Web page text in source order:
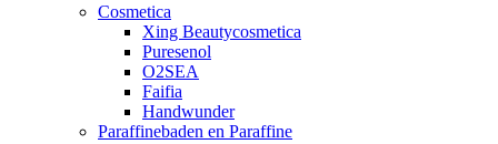
Cosmetica
Xing Beautycosmetica
Puresenol
O2SEA
Faifia
Handwunder
Paraffinebaden en Paraffine